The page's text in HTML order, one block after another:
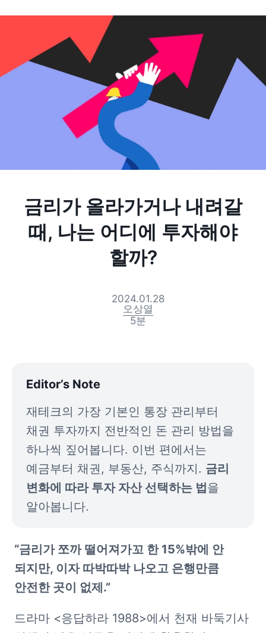
금리가 올라가거나 내려갈
때, 나는 어디에 투자해야
할까?
2024.01.28
오상열
5분
Editor’s Note
재테크의 가장 기본인 통장 관리부터
채권 투자까지 전반적인 돈 관리 방법을
하나씩 짚어봅니다. 이번 편에서는
예금부터 채권, 부동산, 주식까지. 금리
변화에 따라 투자 자산 선택하는 법을
알아봅니다.
“금리가 쪼까 떨어져가꼬 한 15%밖에 안
되지만, 이자 따박따박 나오고 은행만큼
안전한 곳이 없제.”
드라마 <응답하라 1988>에서 천재 바둑기사